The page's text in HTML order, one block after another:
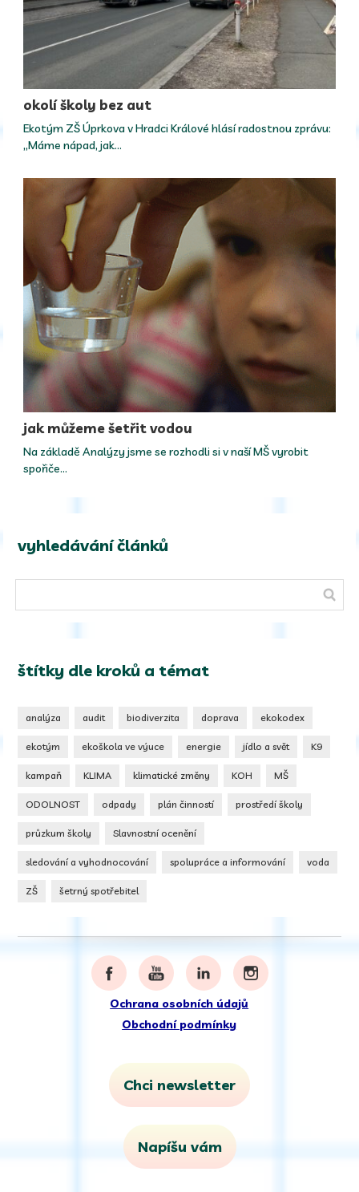
okolí školy bez aut
Ekotým ZŠ Úprkova v Hradci Králové hlásí radostnou zprávu:
„Máme nápad, jak…
jak můžeme šetřit vodou
Na základě Analýzy jsme se rozhodli si v naší MŠ vyrobit
spořiče…
vyhledávání článků
štítky dle kroků a témat
analýza audit biodiverzita doprava ekokodex
ekotým ekoškola ve výuce energie jídlo a svět K9
kampaň KLIMA klimatické změny KOH MŠ
ODOLNOST odpady plán činností prostředí školy
průzkum školy Slavnostní ocenění
sledování a vyhodnocování spolupráce a informování voda
ZŠ šetrný spotřebitel
Ochrana osobních údajů
Obchodní podmínky
Chci newsletter
Napíšu vám